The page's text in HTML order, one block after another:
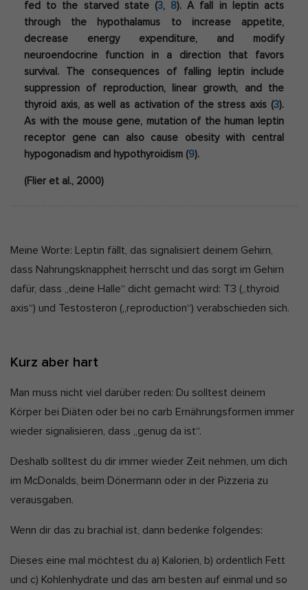
fed to the starved state (3, 8).A fall in leptin acts
through the hypothalamus to increase appetite,
decrease energy expenditure, and modify
neuroendocrine function in a direction that favors
survival. The consequences of falling leptin include
suppression of reproduction, linear growth, and the
thyroid axis, as well as activation of the stress axis (3).
As with the mouse gene, mutation of the human leptin
receptor gene can also cause obesity with central
hypogonadism and hypothyroidism (9).
(Flier et al., 2000)
Meine Worte: Leptin fällt, das signalisiert deinem Gehirn,
dass Nahrungsknappheit herrscht und das sorgt im Gehirn
dafür, dass „deine Halle“ dicht gemacht wird: T3 („thyroid
axis“) und Testosteron („reproduction“) verabschieden sich.
Kurz aber hart
Man muss nicht viel darüber reden: Du solltest deinem
Körper bei Diäten oder bei no carb Ernährungsformen immer
wieder signalisieren, dass „genug da ist“.
Deshalb solltest du dir immer wieder Zeit nehmen, um dich
im McDonalds, beim Dönermann oder in der Pizzeria zu
verausgaben.
Wenn dir das zu brachial ist, dann bedenke folgendes:
Dieses eine mal möchtest du a) Kalorien, b) ordentlich Fett
und c) Kohlenhydrate und das am besten auf einmal und so